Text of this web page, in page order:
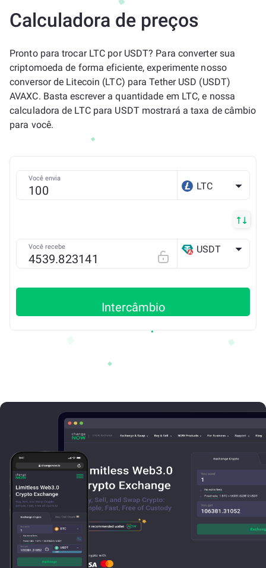
Calculadora de preços
Pronto para trocar LTC por USDT? Para converter sua
criptomoeda de forma eficiente, experimente nosso
conversor de Litecoin (LTC) para Tether USD (USDT)
AVAXC. Basta escrever a quantidade em LTC, e nossa
calculadora de LTC para USDT mostrará a taxa de câmbio
para você.
Você envia
LTC
Você recebe USDT
Intercâmbio